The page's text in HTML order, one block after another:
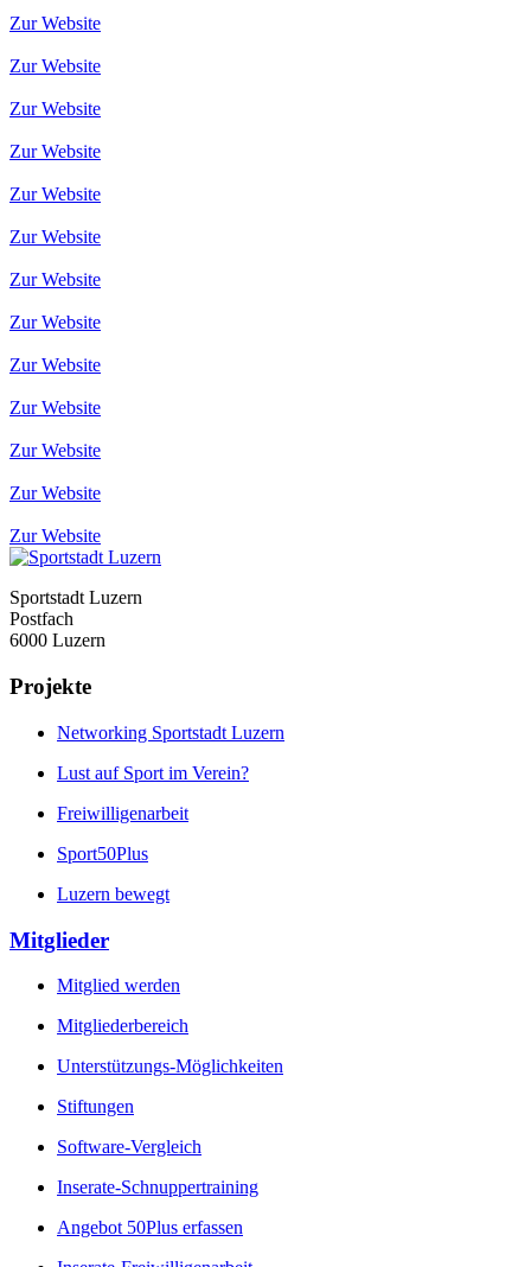
Zur Website
Zur Website
Zur Website
Zur Website
Zur Website
Zur Website
Zur Website
Zur Website
Zur Website
Zur Website
Zur Website
Zur Website
Zur Website
Sportstadt Luzern
Postfach
6000 Luzern
Projekte
Networking Sportstadt Luzern
Lust auf Sport im Verein?
Freiwilligenarbeit
Sport50Plus
Luzern bewegt
Mitglieder
Mitglied werden
Mitgliederbereich
Unterstützungs-Möglichkeiten
Stiftungen
Software-Vergleich
Inserate-Schnuppertraining
Angebot 50Plus erfassen